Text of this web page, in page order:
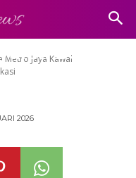
Jaya Kawal
Metro
Bekasi
2026